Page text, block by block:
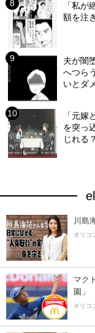
「私
額を注
夫が闇
へつら
いとダ
「元
を突っ
じれる？
川島
オリコ
マク
園」
オリコ